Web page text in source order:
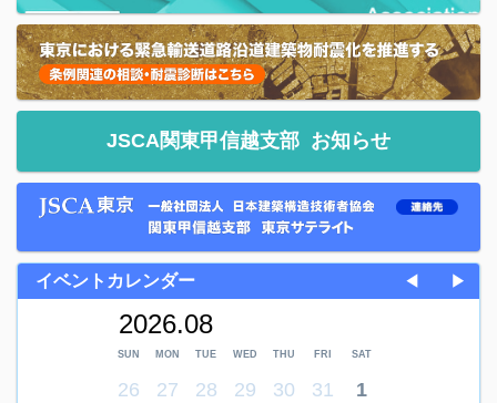
JSCA関東甲信越支部 お知らせ
イベントカレンダー ◀ ▶
2026.08
SUN MON TUE WED THU FRI SAT
26 27 28 29 30 31 1